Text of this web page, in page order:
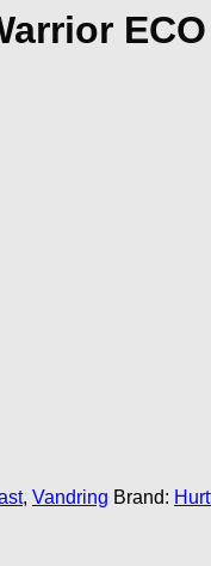
Halsbånd m/
, Vandring Brand: